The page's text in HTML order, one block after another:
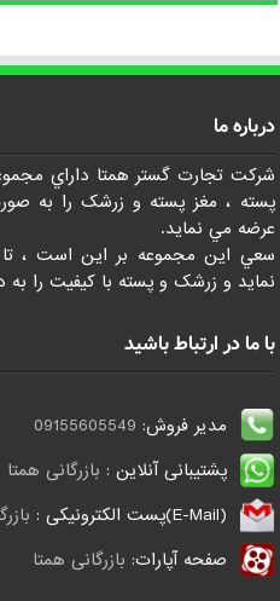
درباره ما
شرکت تجارت گستر همتا داراي
پسته ، مغز پسته و زرشک را به
عرضه مي نمايد.
سعي اين مجموعه بر اين است ،
نمايد و زرشک و پسته با کيفيت را
با ما در ارتباط باشید
مدیر فروش: 09155605549
پشتیبانی آنلاین : بازرگانی همتا
(E-Mail)پست الکترونیکی :
صفحه آپارات: بازرگانی همتا